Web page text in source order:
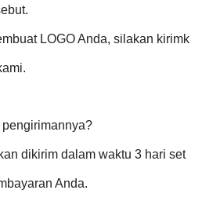
LOGO Anda, silakan kirimk
pengirimannya?
dikirim dalam waktu 3 hari set
Anda.